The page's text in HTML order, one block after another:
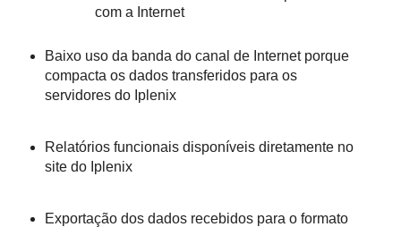
com a Internet
Baixo uso da banda do canal de Internet porque
compacta os dados transferidos para os
servidores do Iplenix
Relatórios funcionais disponíveis diretamente no
site do Iplenix
Exportação dos dados recebidos para o formato